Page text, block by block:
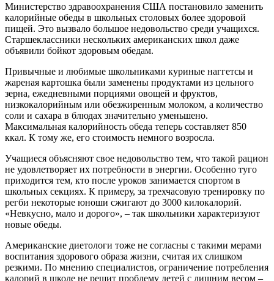
Министерство здравоохранения США постановило заменить
калорийные обеды в школьных столовых более здоровой
пищей. Это вызвало большое недовольство среди учащихся.
Старшеклассники нескольких американских школ даже
объявили бойкот здоровым обедам.
Привычные и любимые школьниками куриные наггетсы и
жареная картошка были заменены продуктами из цельного
зерна, ежедневными порциями овощей и фруктов,
низкокалорийным или обезжиренным молоком, а количество
соли и сахара в блюдах значительно уменьшено.
Максимальная калорийность обеда теперь составляет 850
ккал. К тому же, его стоимость немного возросла.
Учащиеся объясняют свое недовольство тем, что такой рацион
не удовлетворяет их потребности в энергии. Особенно туго
приходится тем, кто после уроков занимается спортом в
школьных секциях. К примеру, за трехчасовую тренировку по
регби некоторые юноши сжигают до 3000 килокалорий.
«Невкусно, мало и дорого», – так школьники характеризуют
новые обеды.
Американские диетологи тоже не согласны с такими мерами
воспитания здорового образа жизни, считая их слишком
резкими. По мнению специалистов, ограничение потребления
калорий в школе не решит проблему детей с лишним весом –